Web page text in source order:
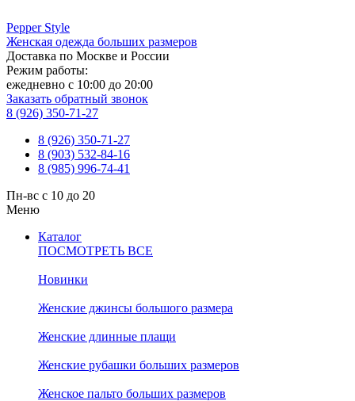
Pepper Style
Женская одежда больших размеров
Доставка по Москве и России
Режим работы:
ежедневно с 10:00 до 20:00
Заказать обратный звонок
8 (926) 350-71-27
8 (926) 350-71-27
8 (903) 532-84-16
8 (985) 996-74-41
Пн-вс с 10 до 20
Меню
Каталог
ПОСМОТРЕТЬ ВСЕ
Новинки
Женские джинсы большого размера
Женские длинные плащи
Женские рубашки больших размеров
Женское пальто больших размеров